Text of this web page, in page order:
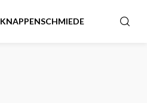
KNAPPENSCHMIEDE